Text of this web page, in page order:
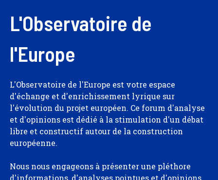
L'Observatoire de
l'Europe
L'Observatoire de l'Europe est votre espace
d'échange et d'enrichissement lyrique sur
l'évolution du projet européen. Ce forum d'analyse
et d'opinions est dédié à la stimulation d'un débat
libre et constructif autour de la construction
européenne.
Nous nous engageons à présenter une pléthore